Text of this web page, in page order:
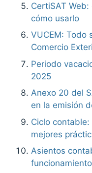
CertiSAT
cómo usarlo
VUCEM: Todo
Comercio
Periodo
2025
Anexo 20 del
en la emisión
Ciclo
mejores
Asientos